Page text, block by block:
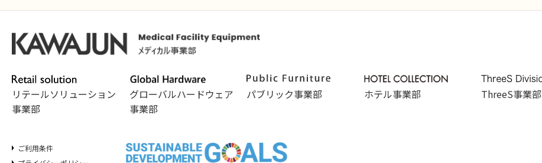
リテールソリューション
事業部
グローバルハードウェア
事業部
パブリック事業部 ホテル事業部 ThreeS事業部
ご利用条件